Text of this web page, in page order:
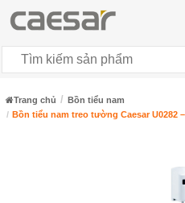
Trang chủ
Bồn tiểu nam
Bồn tiểu nam treo tường Caesar U0282